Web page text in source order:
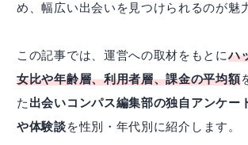
め、幅広い出会いを見つけられるのが魅
この記事では、運営への取材をもとにハ
女比や年齢層、利用者層、課金の平均額
た 出会いコンパス編集部の独自アンケー
や体験談を性別・年代別に紹介します。